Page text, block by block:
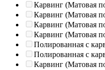
Карвинг (Матовая
Карвинг (Матовая
Карвинг (Матовая
Карвинг (Матовая
Полированная c
Полированная c
Карвинг (Матовая